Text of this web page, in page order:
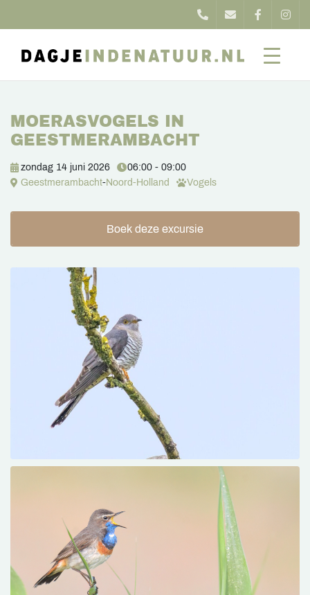
MOERASVOGELS IN
GEESTMERAMBACHT
zondag 14 juni 2026
06:00 - 09:00
Geestmerambacht-Noord-Holland Vogels
Boek deze excursie